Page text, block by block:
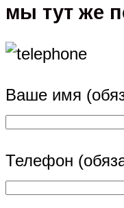
мы тут же
Ваше имя
Телефон